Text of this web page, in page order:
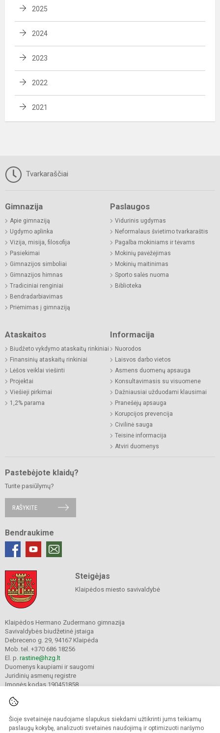
Šioje svetainėje naudojame slapukus siekdami užtikrinti jums teikiamų
paslaugų kokybę, analizuoti svetainės naudojimą ir optimizuoti naršymo
2025
2024
2023
2022
2021
Tvarkaraščiai
Gimnazija
Apie gimnaziją
Ugdymo aplinka
Vizija, misija, filosofija
Pasiekimai
Gimnazijos simboliai
Gimnazijos himnas
Tradiciniai renginiai
Bendradarbiavimas
Priėmimas į gimnaziją
Paslaugos
Vidurinis ugdymas
Neformalaus švietimo tvarkaraštis
Pagalba mokiniams ir tėvams
Mokinių pavėžėjimas
Mokinių maitinimas
Sporto salės nuoma
Biblioteka
Ataskaitos
Biudžeto vykdymo ataskaitų rinkiniai
Finansinių ataskaitų rinkiniai
Lėšos veiklai viešinti
Projektai
Viešieji pirkimai
1,2% parama
Informacija
Nuorodos
Laisvos darbo vietos
Asmens duomenų apsauga
Konsultavimasis su visuomene
Dažniausiai užduodami klausimai
Pranešėjų apsauga
Korupcijos prevencija
Civilinė sauga
Teisinė informacija
Atviri duomenys
Pastebėjote klaidų?
Turite pasiūlymų?
RAŠYKITE
Bendraukime
Steigėjas
Klaipėdos miesto savivaldybė
Klaipėdos Hermano Zudermano gimnazija
Savivaldybės biudžetinė įstaiga
Debreceno g. 29, 94167 Klaipėda
Mob. tel. +370 686 18256
El. p. rastine@hzg.lt
Duomenys kaupiami ir saugomi
Juridinių asmenų registre
Įmonės kodas 190451858
© 2022. Klaipėdos Hermano Zudermano gimnazija. Visos teisės saugomos.
Kopijuoti turinį be raštiško gimnazijos sutikimo griežtai draudžiama.